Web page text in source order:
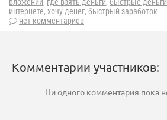
вложений, где взять деньги, быстрые деньги
интернете, хочу денег, быстрый заработок
нет комментариев
Комментарии участников:
Ни одного комментария пока